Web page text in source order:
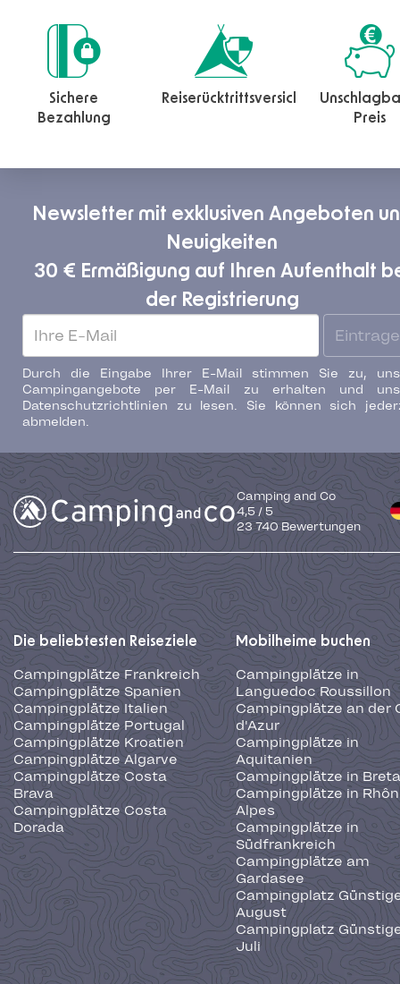
Sichere
Bezahlung
Reiserücktrittsversicherung
Preis
Newsletter mit exklusiven Angeboten
Neuigkeiten
30 € Ermäßigung auf Ihren Aufenthalt
der Registrierung
Durch die Eingabe Ihrer E-Mail stimmen Sie zu,
Campingangebote per E-Mail zu erhalten und
Datenschutzrichtlinien zu lesen. Sie können sich
abmelden.
Camping and Co
4,5 / 5
23 740 Bewertungen
Die beliebtesten Reiseziele
Campingplätze Frankreich
Campingplätze Spanien
Campingplätze Italien
Campingplätze Portugal
Campingplätze Kroatien
Campingplätze Algarve
Campingplätze Costa
Brava
Campingplätze Costa
Dorada
Mobilheime buchen
Campingplätze in
Languedoc Roussillon
Campingplätze an der
d'Azur
Campingplätze in
Aquitanien
Campingplätze in
Campingplätze in
Alpes
Campingplätze in
Südfrankreich
Campingplätze am
Gardasee
Campingplatz
August
Campingplatz
Juli